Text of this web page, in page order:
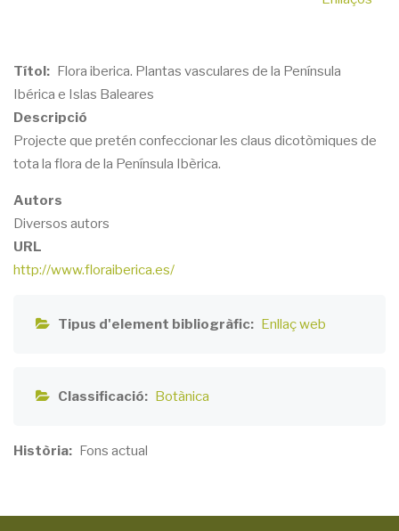
Títol
Flora iberica. Plantas vasculares de la Península
Ibérica e Islas Baleares
Descripció
Projecte que pretén confeccionar les claus dicotòmiques de
tota la flora de la Península Ibèrica.
Autors
Diversos autors
URL
http://www.floraiberica.es/
Tipus d'element bibliogràfic Enllaç web
Classificació Botànica
Història Fons actual